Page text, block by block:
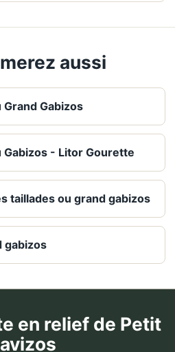
aussi
Gabizos
- Litor Gourette
taillades ou grand gabizos
gabizos
en relief de Petit